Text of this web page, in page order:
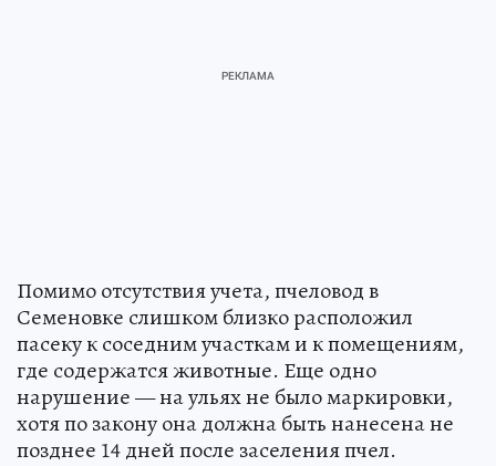
Помимо отсутствия учета, пчеловод в
Семеновке слишком близко расположил
пасеку к соседним участкам и к помещениям,
где содержатся животные. Еще одно
нарушение — на ульях не было маркировки,
хотя по закону она должна быть нанесена не
позднее 14 дней после заселения пчел.